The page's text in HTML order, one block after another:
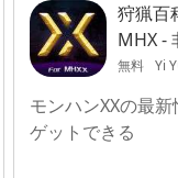
狩猟百
MHX -
app
無料 Yi
モンハンXXの最
ゲットできる